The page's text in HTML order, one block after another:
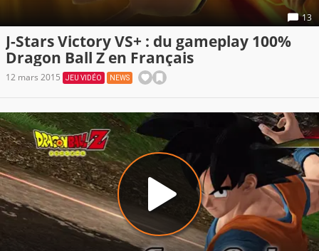
13
J-Stars Victory VS+ : du gameplay 100%
Dragon Ball Z en Français
12 mars 2015 JEU VIDÉO NEWS